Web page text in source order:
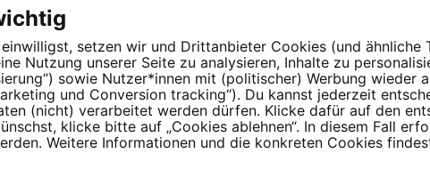
Menschen an.
setzen wir und Drittanbieter Cookies (und ähnliche
Nutzung unserer Seite zu analysieren, Inhalte zu
sowie Nutzer*innen mit (politischer) Werbung wieder
und Conversion tracking“). Du kannst jederzeit
(nicht) verarbeitet werden dürfen. Klicke dafür auf den
klicke bitte auf „Cookies ablehnen“. In diesem Fall
Weitere Informationen und die konkreten Cookies